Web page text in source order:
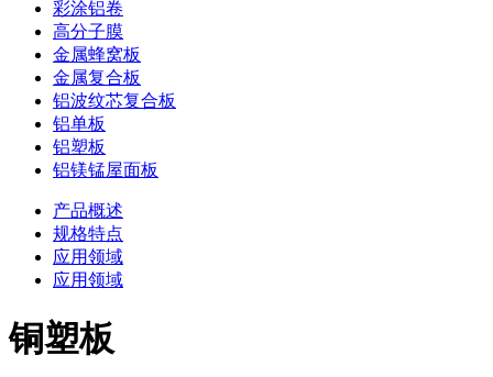
彩涂铝卷
高分子膜
金属蜂窝板
金属复合板
铝波纹芯复合板
铝单板
铝塑板
铝镁锰屋面板
产品概述
规格特点
应用领域
应用领域
铜塑板